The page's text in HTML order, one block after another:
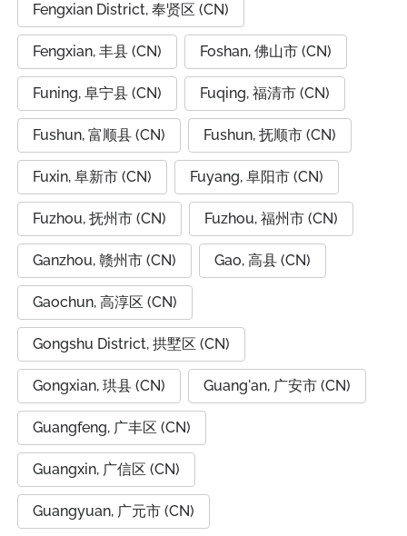
Fengxian District, 奉贤区 (CN)
Fengxian, 丰县 (CN) Foshan, 佛山市 (CN)
Funing, 阜宁县 (CN) Fuqing, 福清市 (CN)
Fushun, 富顺县 (CN) Fushun, 抚顺市 (CN)
Fuxin, 阜新市 (CN) Fuyang, 阜阳市 (CN)
Fuzhou, 抚州市 (CN) Fuzhou, 福州市 (CN)
Ganzhou, 赣州市 (CN) Gao, 高县 (CN)
Gaochun, 高淳区 (CN)
Gongshu District, 拱墅区 (CN)
Gongxian, 珙县 (CN) Guang'an, 广安市 (CN)
Guangfeng, 广丰区 (CN)
Guangxin, 广信区 (CN)
Guangyuan, 广元市 (CN)